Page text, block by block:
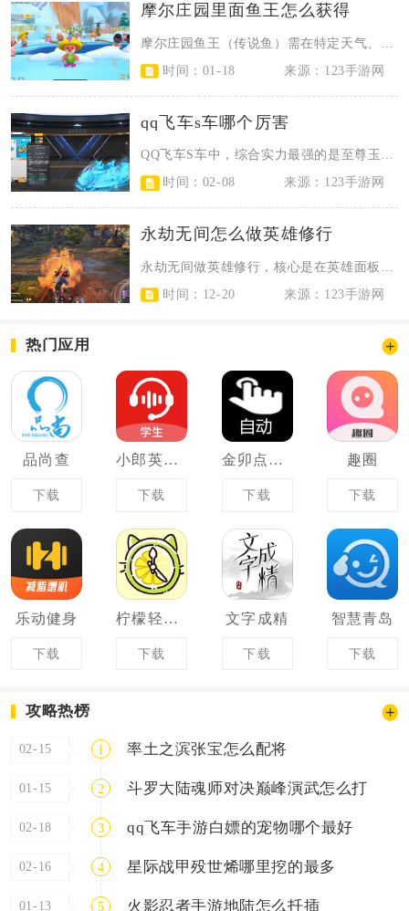
摩尔庄园里面鱼王怎么获得
时间：01-18
来源：123手游网
qq飞车s车哪个厉害
QQ飞车S车中，综合实力最强的是至尊玉麒麟，其次是至尊踏月、爆天甲-奥丁、众...
时间：02-08
来源：123手游网
永劫无间怎么做英雄修行
时间：12-20
来源：123手游网
热门应用
品尚查
下载
小郎英语听说
下载
金卯点击器
下载
趣圈
下载
乐动健身
下载
柠檬轻断食
下载
文字成精
下载
智慧青岛
下载
攻略热榜
02-15 1 率土之滨张宝怎么配将
01-15 2 斗罗大陆魂师对决巅峰演武怎么打
02-18 3 qq飞车手游白嫖的宠物哪个最好
02-16 4 星际战甲殁世烯哪里挖的最多
01-13 5 火影忍者手游地陆怎么扦插